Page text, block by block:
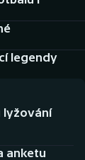
legendy
lyžování
anketu